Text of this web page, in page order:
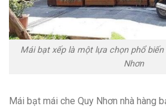
Mái bạt xếp là một lựa chọn phổ
Nhơn
Mái bạt mái che Quy Nhơn nhà hàng